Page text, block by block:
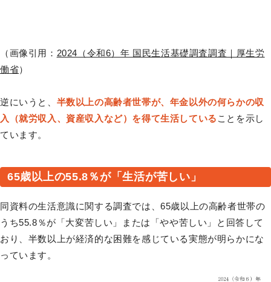
（画像引用： 2024（令和6）年 国民生活基礎調査調査｜厚生労
働省）
逆にいうと、 半数以上の高齢者世帯が、年金以外の何らかの収
入（就労収入、資産収入など）を得て生活している ことを示し
ています。
65歳以上の55.8％が「生活が苦しい」
同資料の生活意識に関する調査では、65歳以上の高齢者世帯の
うち55.8％が「大変苦しい」または「やや苦しい」と回答して
おり、半数以上が経済的な困難を感じている実態が明らかにな
っています。